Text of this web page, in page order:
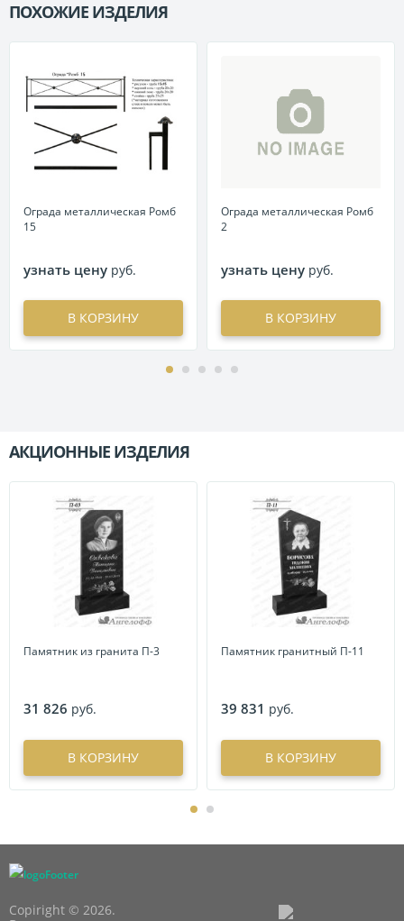
ПОХОЖИЕ ИЗДЕЛИЯ
Ограда металлическая Ромб
15
узнать цену руб.
В КОРЗИНУ
Ограда металлическая Ромб
2
узнать цену руб.
В КОРЗИНУ
АКЦИОННЫЕ ИЗДЕЛИЯ
Памятник из гранита П-3
31 826 руб.
В КОРЗИНУ
Памятник гранитный П-11
39 831 руб.
В КОРЗИНУ
Copiright © 2026.